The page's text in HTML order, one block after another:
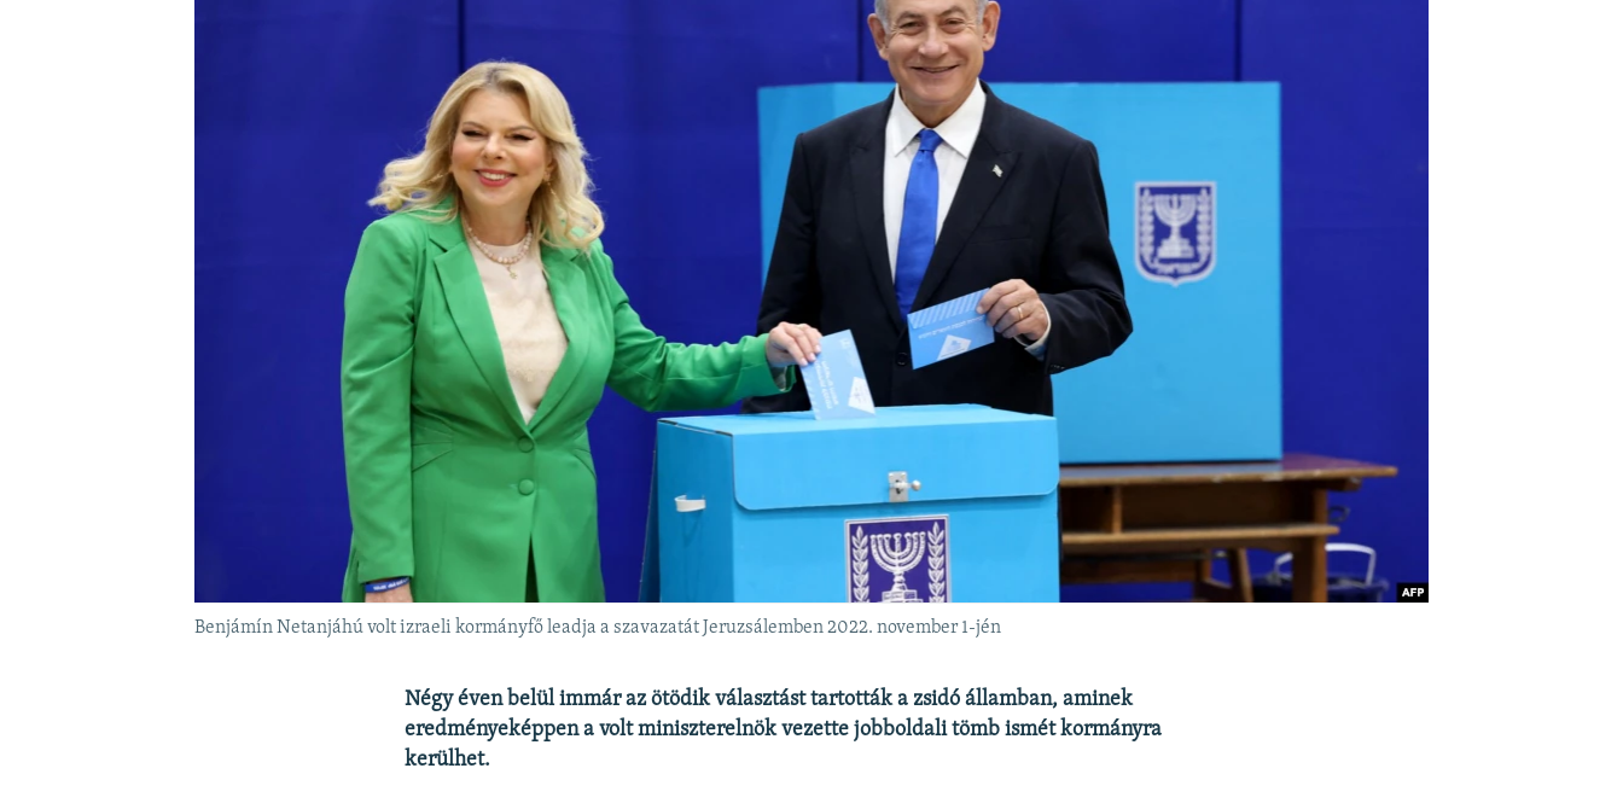
Benjámín Netanjáhú volt izraeli kormányfő leadja a szavazatát Jeruzsálemben 2022. november 1-jén
Négy éven belül immár az ötödik választást tartották a zsidó államban, aminek
eredményeképpen a volt miniszterelnök vezette jobboldali tömb ismét kormányra
kerülhet.